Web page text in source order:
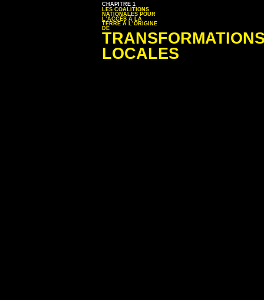
CHAPITRE 1
LES COALITIONS
NATIONALES POUR
L’ACCÈS À LA
TERRE À L’ORIGINE
DE
LOCALES